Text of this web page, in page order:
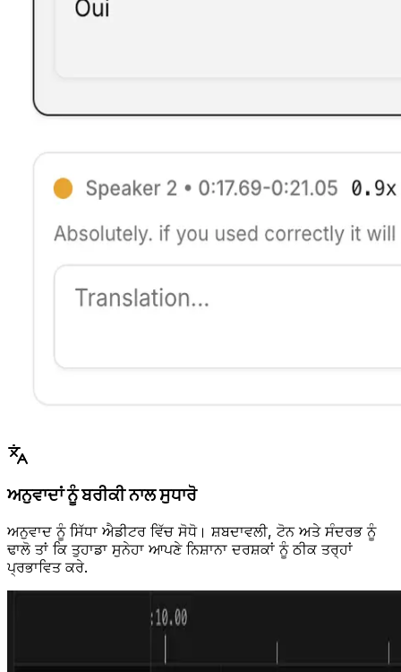
ਅਨੁਵਾਦਾਂ ਨੂੰ ਬਰੀਕੀ ਨਾਲ ਸੁਧਾਰੋ
ਅਨੁਵਾਦ ਨੂੰ ਸਿੱਧਾ ਐਡੀਟਰ ਵਿੱਚ ਸੋਧੋ। ਸ਼ਬਦਾਵਲੀ, ਟੋਨ ਅਤੇ ਸੰਦਰਭ ਨੂੰ
ਢਾਲੋ ਤਾਂ ਕਿ ਤੁਹਾਡਾ ਸੁਨੇਹਾ ਆਪਣੇ ਨਿਸ਼ਾਨਾ ਦਰਸ਼ਕਾਂ ਨੂੰ ਠੀਕ ਤਰ੍ਹਾਂ
ਪ੍ਰਭਾਵਿਤ ਕਰੇ.